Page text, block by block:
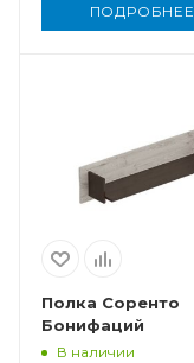
ПОДРОБНЕЕ
Полка Соренто
Бонифаций
В наличии